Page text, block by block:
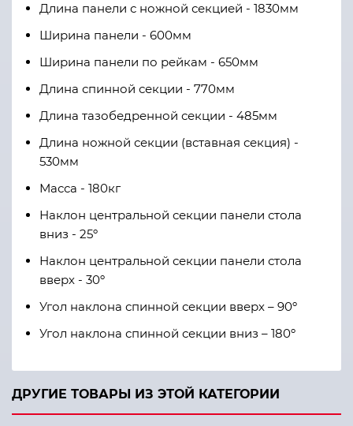
Длина панели с ножной секцией - 1830мм
Ширина панели - 600мм
Ширина панели по рейкам - 650мм
Длина спинной секции - 770мм
Длина тазобедренной секции - 485мм
Длина ножной секции (вставная секция) -
530мм
Масса - 180кг
Наклон центральной секции панели стола
вниз - 25º
Наклон центральной секции панели стола
вверх - 30º
Угол наклона спинной секции вверх – 90º
Угол наклона спинной секции вниз – 180º
ДРУГИЕ ТОВАРЫ ИЗ ЭТОЙ КАТЕГОРИИ